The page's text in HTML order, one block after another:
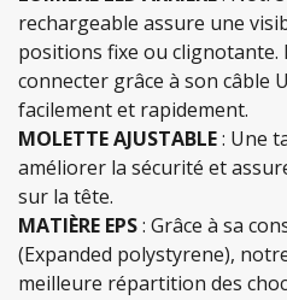
rechargeable assure une
positions fixe ou clignotante.
connecter grâce à son câble
facilement et rapidement.
MOLETTE AJUSTABLE: Une
améliorer la sécurité et
sur la tête.
MATIÈRE EPS: Grâce à sa
(Expanded polystyrene),
meilleure répartition des